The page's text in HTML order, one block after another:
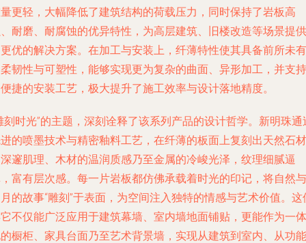
更轻，大幅降低了建筑结构的荷载压力，同时保持了岩板高
耐磨、耐腐蚀的优异特性，为高层建筑、旧楼改造等场景提供
优的解决方案。在加工与安装上，纤薄特性使其具备前所未有
韧性与可塑性，能够实现更为复杂的曲面、异形加工，并支持
捷的安装工艺，极大提升了施工效率与设计落地精度。
刻时光”的主题，深刻诠释了该系列产品的设计哲学。新明珠通
的喷墨技术与精密釉料工艺，在纤薄的板面上复刻出天然石材
邃肌理、木材的温润质感乃至金属的冷峻光泽，纹理细腻逼
富有层次感。每一片岩板都仿佛承载着时光的印记，将自然与
的故事“雕刻”于表面，为空间注入独特的情感与艺术价值。这
不仅能广泛应用于建筑幕墙、室内墙地面铺贴，更能作为一体
橱柜、家具台面乃至艺术背景墙，实现从建筑到室内、从功能